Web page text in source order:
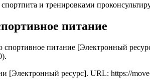
и тренировками
питание
питание [Электронный
[Электронный ресурс]. URL: https://